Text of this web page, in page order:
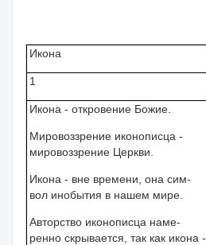
Икона
1
Икона - откровение Божие.
Мировоззрение иконописца -
мировоззрение Церкви.
Икона - вне времени, она сим-
вол инобытия в нашем мире.
Авторство иконописца наме-
ренно скрывается, так как икона -